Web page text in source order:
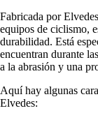
Fabricada por
equipos de ciclismo,
durabilidad. Está
encuentran durante
a la abrasión y una
Aquí hay algunas
Elvedes: